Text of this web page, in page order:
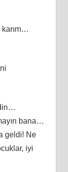
karım…
bana…
geldi! Ne
iyi